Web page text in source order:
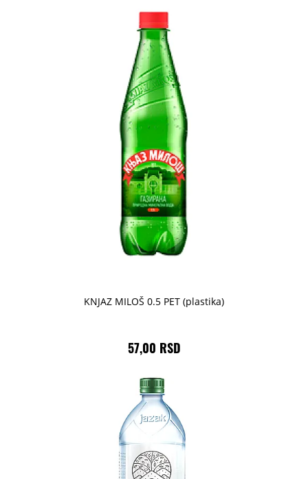
KNJAZ MILOŠ 0.5 PET (plastika)
57,00 RSD